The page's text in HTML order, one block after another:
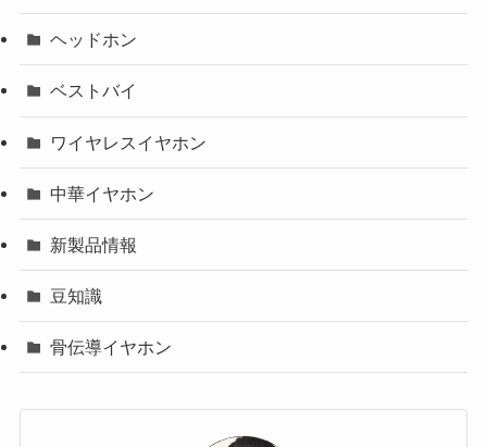
ヘッドホン
ベストバイ
ワイヤレスイヤホン
中華イヤホン
新製品情報
豆知識
骨伝導イヤホン